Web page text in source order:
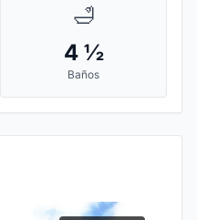
🛁
4 ½
Baños